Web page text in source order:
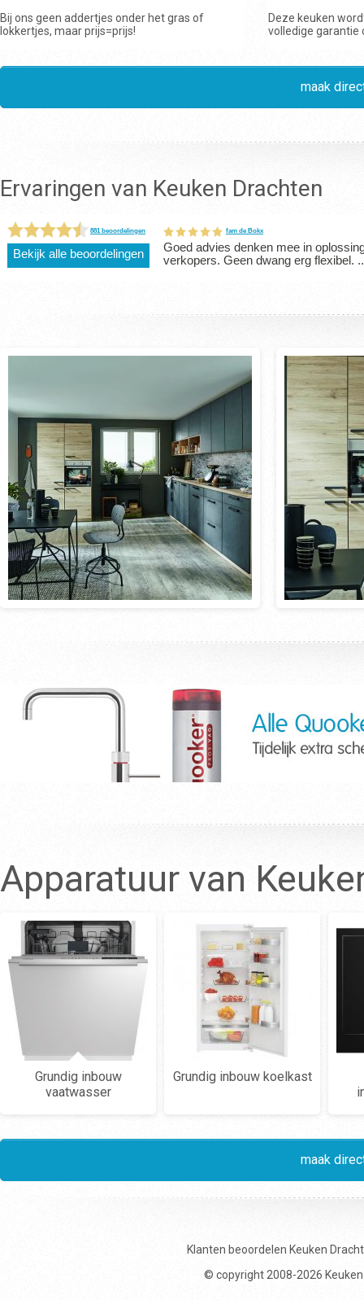
Bij ons geen addertjes onder het gras of
lokkertjes, maar prijs=prijs!
Deze keuken
volledige garantie
maak
Ervaringen van Keuken Drachten
Apparatuur van
Grundig inbouw
vaatwasser
Grundig inbouw koelkast
maak
Klanten beoordelen Keuken
© copyright 2008-2026